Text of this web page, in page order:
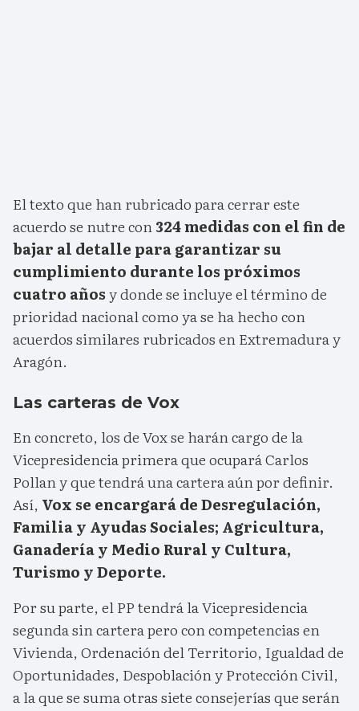
El texto que han rubricado para cerrar este
acuerdo se nutre con324 medidas con el fin de
bajar al detalle para garantizar su
cumplimiento durante los próximos
cuatro añosy donde se incluye el término de
prioridad nacional como ya se ha hecho con
acuerdos similares rubricados en Extremadura y
Aragón.
Las carteras de Vox
En concreto, los de Vox se harán cargo de la
Vicepresidencia primera que ocupará Carlos
Pollan y que tendrá una cartera aún por definir.
Así, Vox se encargará de Desregulación,
Familia y Ayudas Sociales; Agricultura,
Ganadería y Medio Rural y Cultura,
Turismo y Deporte.
Por su parte, el PP tendrá la Vicepresidencia
segunda sin cartera pero con competencias en
Vivienda, Ordenación del Territorio, Igualdad de
Oportunidades, Despoblación y Protección Civil,
a la que se suma otras siete consejerías que serán